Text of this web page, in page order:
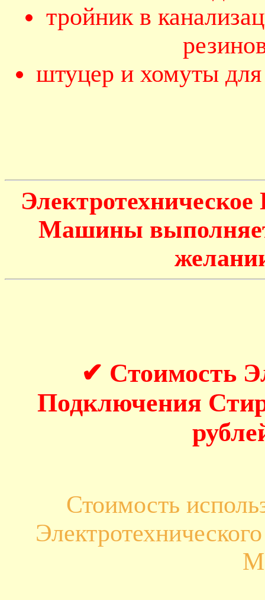
тройник в
штуцер и хомуты
Машины
✔ Стоимость
Подключения
Стоимость